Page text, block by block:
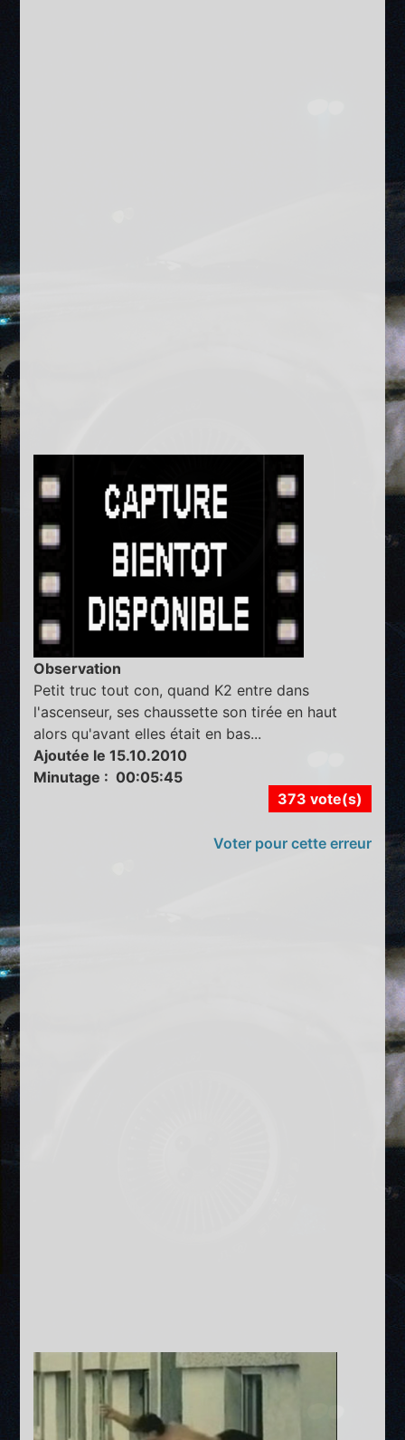
Observation
Petit truc tout con, quand K2 entre dans
l'ascenseur, ses chaussette son tirée en haut
alors qu'avant elles était en bas...
Ajoutée le 15.10.2010
Minutage : 00:05:45
373 vote(s)
Voter pour cette erreur